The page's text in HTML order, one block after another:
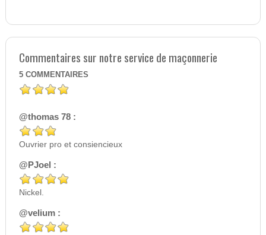
Commentaires sur notre service de maçonnerie
5 COMMENTAIRES
@thomas 78 :
Ouvrier pro et consiencieux
@PJoel :
Nickel.
@velium :